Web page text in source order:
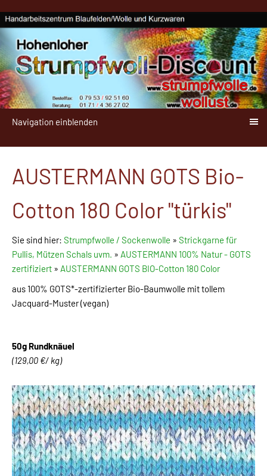
Navigation einblenden
AUSTERMANN GOTS Bio-
Cotton 180 Color "türkis"
Sie sind hier: Strumpfwolle / Sockenwolle » Strickgarne für
Pullis, Mützen Schals uvm. » AUSTERMANN 100% Natur - GOTS
zertifiziert » AUSTERMANN GOTS BIO-Cotton 180 Color
aus 100% GOTS*-zertifizierter Bio-Baumwolle mit tollem
Jacquard-Muster (vegan)
50g Rundknäuel
(129,00 €/ kg)